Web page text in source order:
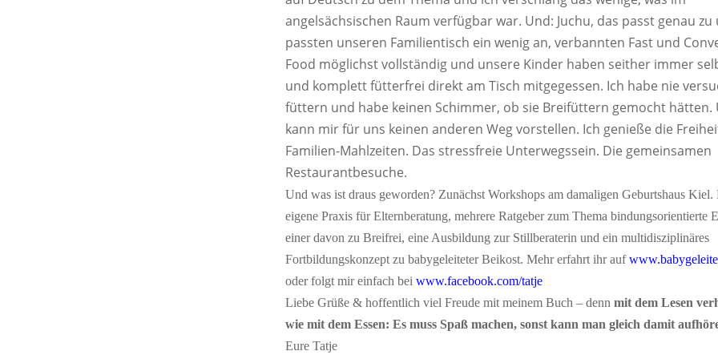
angelsächsischen Raum verfügbar war. Und: Juchu, das passt genau zu
passten unseren Familientisch ein wenig an, verbannten Fast und
Food möglichst vollständig und unsere Kinder haben seither immer
und komplett fütterfrei direkt am Tisch mitgegessen. Ich habe nie
füttern und habe keinen Schimmer, ob sie Breifüttern gemocht hätten.
kann mir für uns keinen anderen Weg vorstellen. Ich genieße die
Familien-Mahlzeiten. Das stressfreie Unterwegssein. Die gemeinsamen
Restaurantbesuche.
Und was ist draus geworden? Zunächst Workshops am damaligen Geburtshaus Kiel.
eigene Praxis für Elternberatung, mehrere Ratgeber zum Thema bindungsorientierte
einer davon zu Breifrei, eine Ausbildung zur Stillberaterin und ein multidisziplinäres
Fortbildungskonzept zu babygeleiteter Beikost. Mehr erfahrt ihr auf
oder folgt mir einfach bei www.facebook.com/tatje
Liebe Grüße & hoffentlich viel Freude mit meinem Buch – denn mit dem Lesen
wie mit dem Essen: Es muss Spaß machen, sonst kann man gleich damit
Eure Tatje